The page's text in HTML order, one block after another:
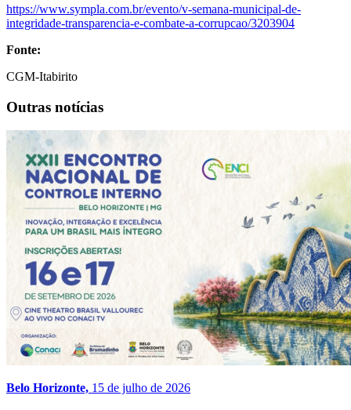
https://www.sympla.com.br/evento/v-semana-municipal-de-
integridade-transparencia-e-combate-a-corrupcao/3203904
Fonte:
CGM-Itabirito
Outras notícias
Belo Horizonte, 15 de julho de 2026